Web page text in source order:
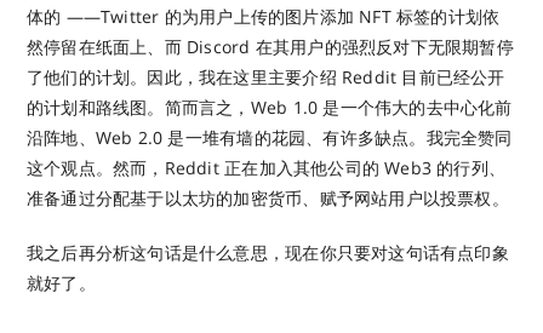
体的 ——Twitter 的为用户上传的图片添加 NFT 标签的计划依
然停留在纸面上、而 Discord 在其用户的强烈反对下无限期暂停
了他们的计划。因此，我在这里主要介绍 Reddit 目前已经公开
的计划和路线图。简而言之，Web 1.0 是一个伟大的去中心化前
沿阵地、Web 2.0 是一堆有墙的花园、有许多缺点。我完全赞同
这个观点。然而，Reddit 正在加入其他公司的 Web3 的行列、
准备通过分配基于以太坊的加密货币、赋予网站用户以投票权。
我之后再分析这句话是什么意思，现在你只要对这句话有点印象
就好了。